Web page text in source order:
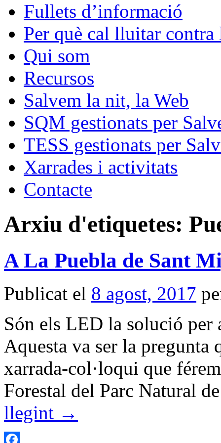
Fullets d’informació
Per què cal lluitar
Qui som
Recursos
Salvem la nit, la Web
SQM gestionats per
TESS gestionats per
Xarrades i activitats
Contacte
Arxiu d'etiquetes:
A La Puebla de Sant
Publicat el 8 agost, 2017
Són els LED la solució per
Aquesta va ser la pregunta
xarrada-col·loqui que
Forestal del Parc Natural
llegint →